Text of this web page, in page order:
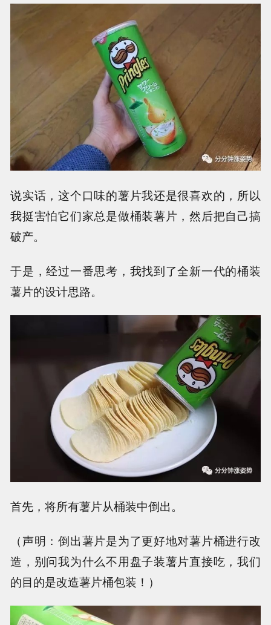
说实话，这个口味的薯片我还是很喜欢的，所以
我挺害怕它们家总是做桶装薯片，然后把自己搞
破产。
于是，经过一番思考，我找到了全新一代的桶装
薯片的设计思路。
首先，将所有薯片从桶装中倒出。
（声明：倒出薯片是为了更好地对薯片桶进行改
造，别问我为什么不用盘子装薯片直接吃，我们
的目的是改造薯片桶包装！）